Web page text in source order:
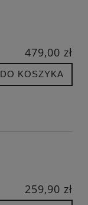
479,00 zł
DO KOSZYKA
259,90 zł